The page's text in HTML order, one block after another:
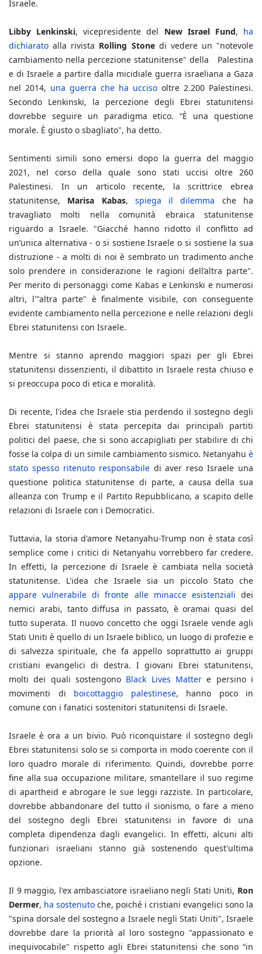
Israele.
Libby Lenkinski, vicepresidente del New Israel Fund, ha
dichiarato alla rivista Rolling Stonedi vedere un "notevole
cambiamento nella percezione statunitense" della Palestina
e di Israele a partire dalla micidiale guerra israeliana a Gaza
nel 2014, una guerra che ha ucciso oltre 2.200 Palestinesi.
Secondo Lenkinski, la percezione degli Ebrei statunitensi
dovrebbe seguire un paradigma etico. “È una questione
morale. È giusto o sbagliato", ha detto.
Sentimenti simili sono emersi dopo la guerra del maggio
2021, nel corso della quale sono stati uccisi oltre 260
Palestinesi. In un articolo recente, la scrittrice ebrea
statunitense, Marisa Kabas, spiega il dilemma che ha
travagliato molti nella comunità ebraica statunitense
riguardo a Israele. "Giacché hanno ridotto il conflitto ad
un’unica alternativa - o si sostiene Israele o si sostiene la sua
distruzione - a molti di noi è sembrato un tradimento anche
solo prendere in considerazione le ragioni dell’altra parte".
Per merito di personaggi come Kabas e Lenkinski e numerosi
altri, l'"altra parte" è finalmente visibile, con conseguente
evidente cambiamento nella percezione e nelle relazioni degli
Ebrei statunitensi con Israele.
Mentre si stanno aprendo maggiori spazi per gli Ebrei
statunitensi dissenzienti, il dibattito in Israele resta chiuso e
si preoccupa poco di etica e moralità.
Di recente, l'idea che Israele stia perdendo il sostegno degli
Ebrei statunitensi è stata percepita dai principali partiti
politici del paese, che si sono accapigliati per stabilire di chi
fosse la colpa di un simile cambiamento sismico. Netanyahu è
stato spesso ritenuto responsabiledi aver reso Israele una
questione politica statunitense di parte, a causa della sua
alleanza con Trump e il Partito Repubblicano, a scapito delle
relazioni di Israele con i Democratici.
Tuttavia, la storia d'amore Netanyahu-Trump non è stata così
semplice come i critici di Netanyahu vorrebbero far credere.
In effetti, la percezione di Israele è cambiata nella società
statunitense. L'idea che Israele sia un piccolo Stato che
appare vulnerabile di fronte alle minacce esistenziali dei
nemici arabi, tanto diffusa in passato, è oramai quasi del
tutto superata. Il nuovo concetto che oggi Israele vende agli
Stati Uniti è quello di un Israele biblico, un luogo di profezie e
di salvezza spirituale, che fa appello soprattutto ai gruppi
cristiani evangelici di destra. I giovani Ebrei statunitensi,
molti dei quali sostengono Black Lives Matter e persino i
movimenti di boicottaggio palestinese, hanno poco in
comune con i fanatici sostenitori statunitensi di Israele.
Israele è ora a un bivio. Può riconquistare il sostegno degli
Ebrei statunitensi solo se si comporta in modo coerente con il
loro quadro morale di riferimento. Quindi, dovrebbe porre
fine alla sua occupazione militare, smantellare il suo regime
di apartheid e abrogare le sue leggi razziste. In particolare,
dovrebbe abbandonare del tutto il sionismo, o fare a meno
del sostegno degli Ebrei statunitensi in favore di una
completa dipendenza dagli evangelici. In effetti, alcuni alti
funzionari israeliani stanno già sostenendo quest'ultima
opzione.
Il 9 maggio, l'ex ambasciatore israeliano negli Stati Uniti, Ron
Dermer, ha sostenuto che, poiché i cristiani evangelici sono la
"spina dorsale del sostegno a Israele negli Stati Uniti", Israele
dovrebbe dare la priorità al loro sostegno "appassionato e
inequivocabile" rispetto agli Ebrei statunitensi che sono “in